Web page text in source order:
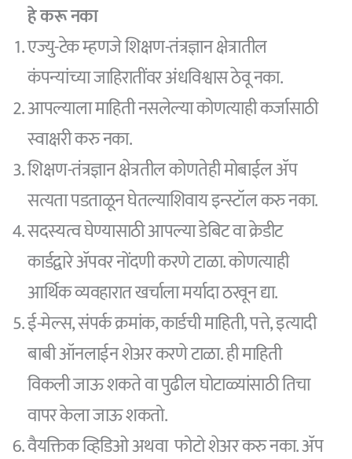
हे करू नका
एज्यु-टेक म्हणजे शिक्षण-तंत्रज्ञान क्षेत्रातील
कंपन्यांच्या जाहिरातींवर अंधविश्वास ठेवू नका.
आपल्याला माहिती नसलेल्या कोणत्याही कर्जासाठी
स्वाक्षरी करु नका.
शिक्षण-तंत्रज्ञान क्षेत्रतील कोणतेही मोबाईल ॲप
सत्यता पडताळून घेतल्याशिवाय इन्स्टॉल करु नका.
सदस्यत्व घेण्यासाठी आपल्या डेबिट वा क्रेडीट
कार्डद्वारे ॲपवर नोंदणी करणे टाळा. कोणत्याही
आर्थिक व्यवहारात खर्चाला मर्यादा ठरवून द्या.
ई-मेल्स, संपर्क क्रमांक, कार्डची माहिती, पत्ते, इत्यादी
बाबी ऑनलाईन शेअर करणे टाळा. ही माहिती
विकली जाऊ शकते वा पुढील घोटाळ्यांसाठी तिचा
वापर केला जाऊ शकतो.
वैयक्तिक व्हिडिओ अथवा फोटो शेअर करु नका. ॲप